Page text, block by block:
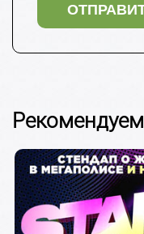
Рекомендуем